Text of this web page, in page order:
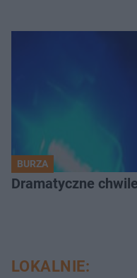
BURZA
Dramatyczne
LOKALNIE: